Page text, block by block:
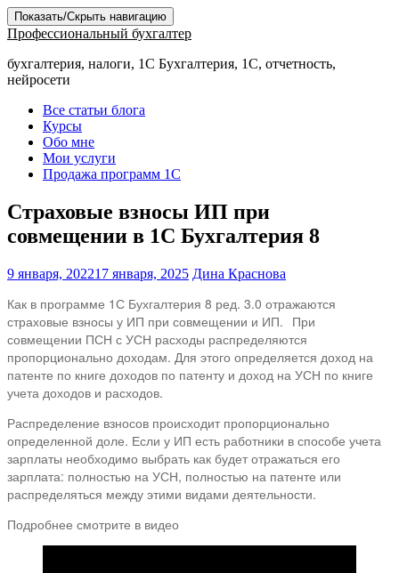
Показать/Скрыть навигацию
Профессиональный бухгалтер
бухгалтерия, налоги, 1С Бухгалтерия, 1С, отчетность,
нейросети
Все статьи блога
Курсы
Обо мне
Мои услуги
Продажа программ 1С
Страховые взносы ИП при
совмещении в 1С Бухгалтерия 8
9 января, 202217 января, 2025 Дина Краснова
Как в программе 1С Бухгалтерия 8 ред. 3.0 отражаются
страховые взносы у ИП при совмещении и ИП.⠀При
совмещении ПСН с УСН расходы распределяются
пропорционально доходам. Для этого определяется доход на
патенте по книге доходов по патенту и доход на УСН по книге
учета доходов и расходов.
Распределение взносов происходит пропорционально
определенной доле. Если у ИП есть работники в способе учета
зарплаты необходимо выбрать как будет отражаться его
зарплата: полностью на УСН, полностью на патенте или
распределяться между этими видами деятельности.⠀
Подробнее смотрите в видео